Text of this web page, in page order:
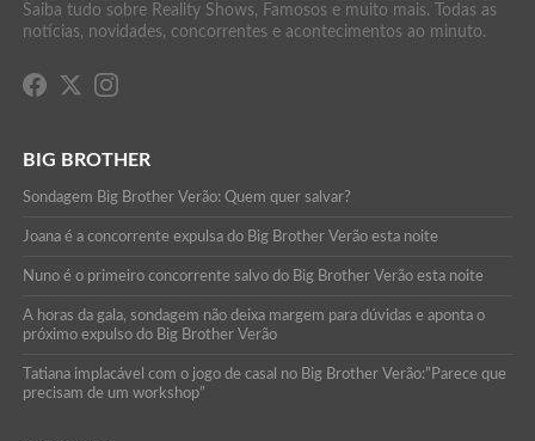
Saiba tudo sobre Reality Shows, Famosos e muito mais. Todas as
notícias, novidades, concorrentes e acontecimentos ao minuto.
BIG BROTHER
Sondagem Big Brother Verão: Quem quer salvar?
Joana é a concorrente expulsa do Big Brother Verão esta noite
Nuno é o primeiro concorrente salvo do Big Brother Verão esta noite
A horas da gala, sondagem não deixa margem para dúvidas e aponta o
próximo expulso do Big Brother Verão
Tatiana implacável com o jogo de casal no Big Brother Verão:”Parece que
precisam de um workshop”